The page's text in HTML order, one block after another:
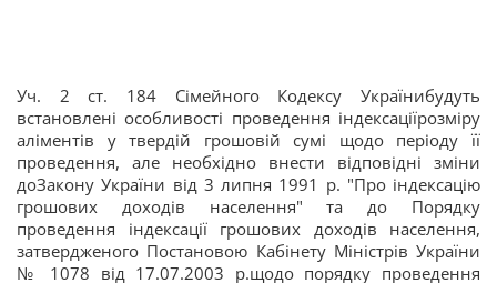
Уч. 2 ст. 184 Сімейного Кодексу Українибудуть
встановлені особливості проведення індексаціїрозміру
аліментів у твердій грошовій сумі щодо періоду її
проведення, але необхідно внести відповідні зміни
доЗакону України від 3 липня 1991 р. "Про індексацію
грошових доходів населення" та до Порядку
проведення індексації грошових доходів населення,
затвердженого Постановою Кабінету Міністрів України
№ 1078 від 17.07.2003 р.щодо порядку проведення